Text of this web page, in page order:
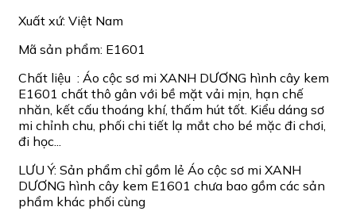
Xuất xứ: Việt Nam
Mã sản phẩm: E1601
Chất liệu : Áo cộc sơ mi XANH DƯƠNG hình cây kem
E1601 chất thô gân với bề mặt vải mịn, hạn chế
nhăn, kết cấu thoáng khí, thấm hút tốt. Kiểu dáng sơ
mi chỉnh chu, phối chi tiết lạ mắt cho bé mặc đi chơi,
đi học...
LƯU Ý: Sản phẩm chỉ gồm lẻ Áo cộc sơ mi XANH
DƯƠNG hình cây kem E1601 chưa bao gồm các sản
phẩm khác phối cùng